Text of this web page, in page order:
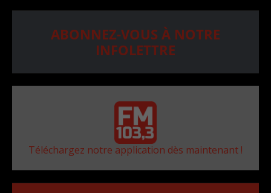
ABONNEZ-VOUS À NOTRE
INFOLETTRE
Téléchargez notre application dès maintenant !